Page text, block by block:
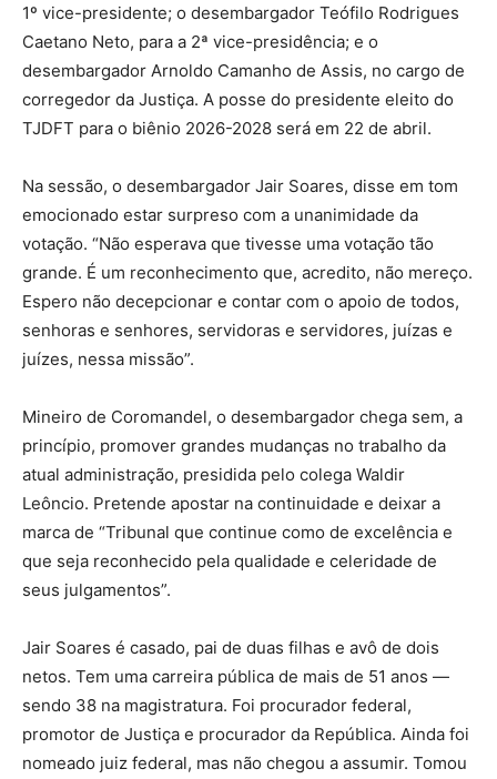
1º vice-presidente; o desembargador Teófilo Rodrigues
Caetano Neto, para a 2ª vice-presidência; e o
desembargador Arnoldo Camanho de Assis, no cargo de
corregedor da Justiça. A posse do presidente eleito do
TJDFT para o biênio 2026-2028 será em 22 de abril.
Na sessão, o desembargador Jair Soares, disse em tom
emocionado estar surpreso com a unanimidade da
votação. “Não esperava que tivesse uma votação tão
grande. É um reconhecimento que, acredito, não mereço.
Espero não decepcionar e contar com o apoio de todos,
senhoras e senhores, servidoras e servidores, juízas e
juízes, nessa missão”.
Mineiro de Coromandel, o desembargador chega sem, a
princípio, promover grandes mudanças no trabalho da
atual administração, presidida pelo colega Waldir
Leôncio. Pretende apostar na continuidade e deixar a
marca de “Tribunal que continue como de excelência e
que seja reconhecido pela qualidade e celeridade de
seus julgamentos”.
Jair Soares é casado, pai de duas filhas e avô de dois
netos. Tem uma carreira pública de mais de 51 anos —
sendo 38 na magistratura. Foi procurador federal,
promotor de Justiça e procurador da República. Ainda foi
nomeado juiz federal, mas não chegou a assumir. Tomou